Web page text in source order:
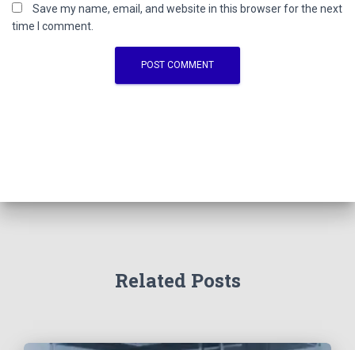
Save my name, email, and website in this browser for the next
time I comment.
Related Posts